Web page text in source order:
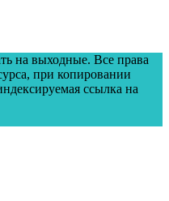
на выходные. Все права
при копировании
ссылка на